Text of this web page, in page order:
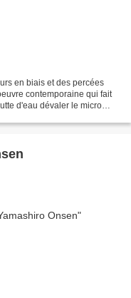
en biais et des percées
contemporaine qui fait
d'eau dévaler le micro